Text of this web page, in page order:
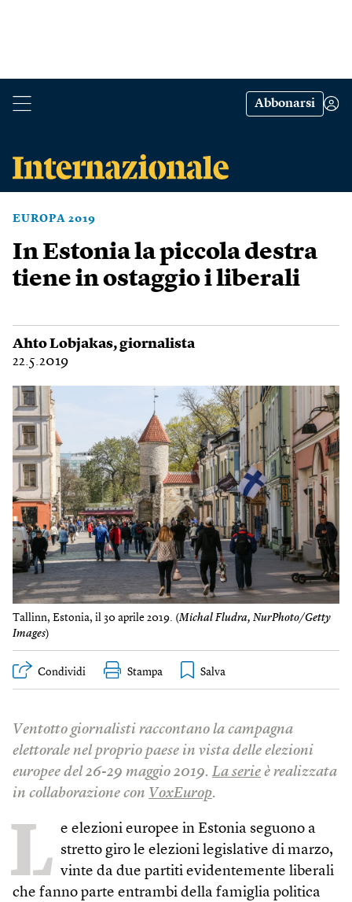
Abbonarsi
EUROPA 2019
In Estonia la piccola destra
tiene in ostaggio i liberali
Ahto Lobjakas, giornalista
22.5.2019
Tallinn, Estonia, il 30 aprile 2019. (Michal Fludra, NurPhoto/Getty
Images)
Condividi Stampa
Ventotto giornalisti raccontano la campagna
elettorale nel proprio paese in vista delle elezioni
europee del 26-29 maggio 2019. La serie è realizzata
in collaborazione con VoxEurop.
L e elezioni europee in Estonia seguono a
stretto giro le elezioni legislative di marzo,
vinte da due partiti evidentemente liberali
che fanno parte entrambi della famiglia politica